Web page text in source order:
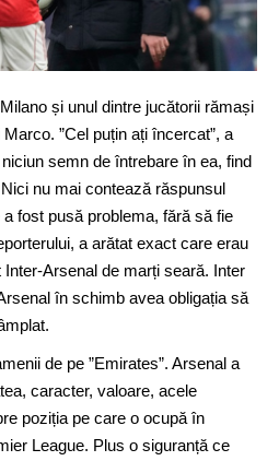
și unul dintre jucătorii rămași
”Cel puțin ați încercat”, a
semn de întrebare în ea, find
nu mai contează răspunsul
fost pusă problema, fără să fie
a arătat exact care erau
Arsenal de marți seară. Inter
în schimb avea obligația să
de pe ”Emirates”. Arsenal a
caracter, valoare, acele
poziția pe care o ocupă în
League. Plus o siguranță ce